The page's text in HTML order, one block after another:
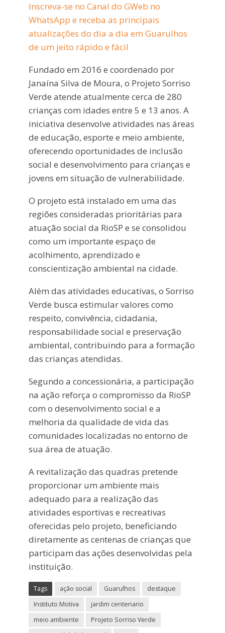
Inscreva-se no Canal do GWeb no
WhatsApp e receba as principais
atualizações do dia a dia em Guarulhos
de um jeito rápido e fácil
Fundado em 2016 e coordenado por
Janaína Silva de Moura, o Projeto Sorriso
Verde atende atualmente cerca de 280
crianças com idades entre 5 e 13 anos. A
iniciativa desenvolve atividades nas áreas
de educação, esporte e meio ambiente,
oferecendo oportunidades de inclusão
social e desenvolvimento para crianças e
jovens em situação de vulnerabilidade.
O projeto está instalado em uma das
regiões consideradas prioritárias para
atuação social da RioSP e se consolidou
como um importante espaço de
acolhimento, aprendizado e
conscientização ambiental na cidade.
Além das atividades educativas, o Sorriso
Verde busca estimular valores como
respeito, convivência, cidadania,
responsabilidade social e preservação
ambiental, contribuindo para a formação
das crianças atendidas.
Segundo a concessionária, a participação
na ação reforça o compromisso da RioSP
com o desenvolvimento social e a
melhoria da qualidade de vida das
comunidades localizadas no entorno de
sua área de atuação.
A revitalização das quadras pretende
proporcionar um ambiente mais
adequado para a realização das
atividades esportivas e recreativas
oferecidas pelo projeto, beneficiando
diretamente as centenas de crianças que
participam das ações desenvolvidas pela
instituição.
Tags ação social Guarulhos
destaque
Instituto Motiva
jardim centenario
meio ambiente
Projeto Sorriso Verde